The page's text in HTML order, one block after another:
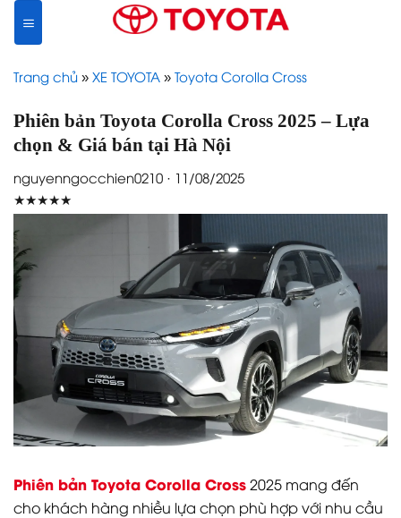
content
Trang chủ » XE TOYOTA » Toyota Corolla Cross
Phiên bản Toyota Corolla Cross 2025 – Lựa
chọn & Giá bán tại Hà Nội
nguyenngocchien0210 · 11/08/2025
★★★★★
Phiên bản Toyota Corolla Cross2025 mang đến
cho khách hàng nhiều lựa chọn phù hợp với nhu cầu